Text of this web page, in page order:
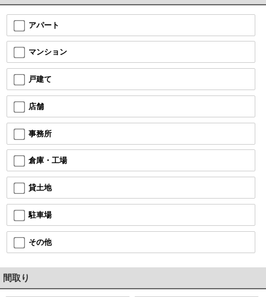
アパート
マンション
戸建て
店舗
事務所
倉庫・工場
貸土地
駐車場
その他
間取り